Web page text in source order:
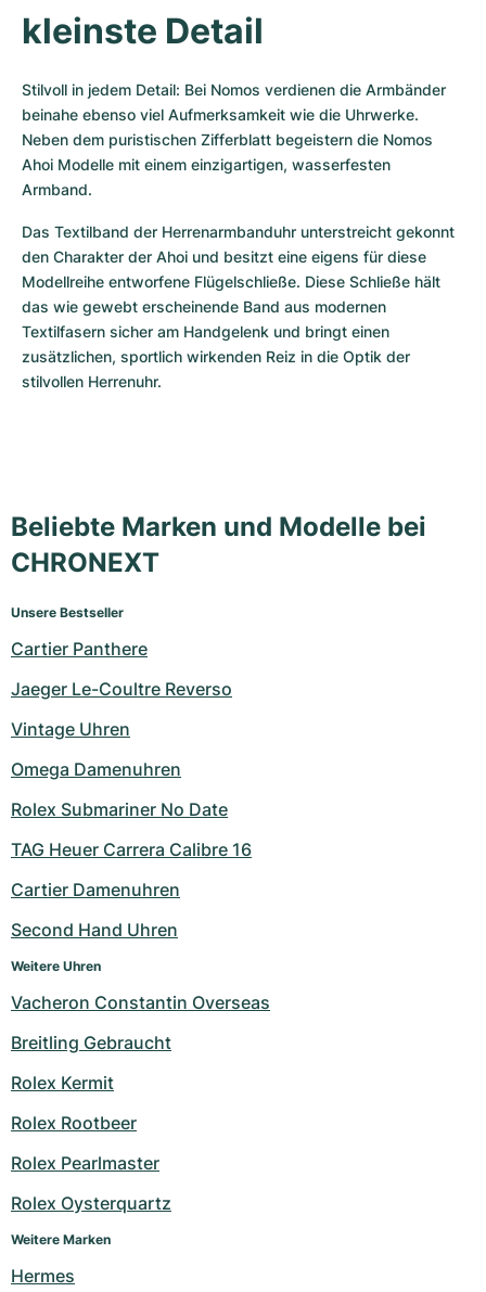
kleinste Detail
Stilvoll in jedem Detail: Bei Nomos verdienen die Armbänder
beinahe ebenso viel Aufmerksamkeit wie die Uhrwerke.
Neben dem puristischen Zifferblatt begeistern die Nomos
Ahoi Modelle mit einem einzigartigen, wasserfesten
Armband.
Das Textilband der Herrenarmbanduhr unterstreicht gekonnt
den Charakter der Ahoi und besitzt eine eigens für diese
Modellreihe entworfene Flügelschließe. Diese Schließe hält
das wie gewebt erscheinende Band aus modernen
Textilfasern sicher am Handgelenk und bringt einen
zusätzlichen, sportlich wirkenden Reiz in die Optik der
stilvollen Herrenuhr.
Beliebte Marken und Modelle bei
CHRONEXT
Unsere Bestseller
Cartier Panthere
Jaeger Le-Coultre Reverso
Vintage Uhren
Omega Damenuhren
Rolex Submariner No Date
TAG Heuer Carrera Calibre 16
Cartier Damenuhren
Second Hand Uhren
Weitere Uhren
Vacheron Constantin Overseas
Breitling Gebraucht
Rolex Kermit
Rolex Rootbeer
Rolex Pearlmaster
Rolex Oysterquartz
Weitere Marken
Hermes